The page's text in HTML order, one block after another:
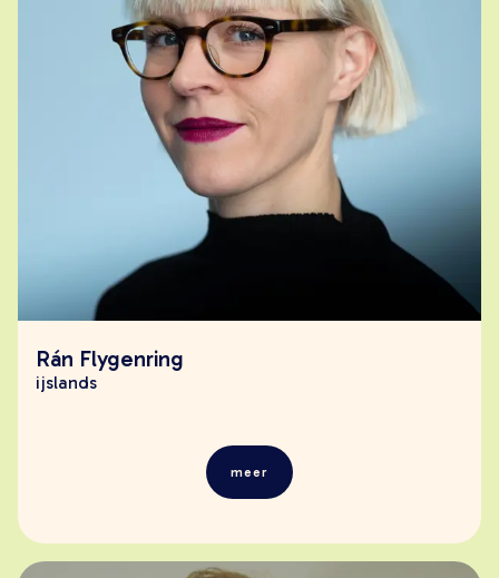
Rán Flygenring
ijslands
meer